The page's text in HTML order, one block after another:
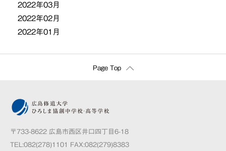
2022年03月
2022年02月
2022年01月
Page Top
〒733-8622 広島市西区井口四丁目6-18
TEL:082(278)1101 FAX:082(279)8383